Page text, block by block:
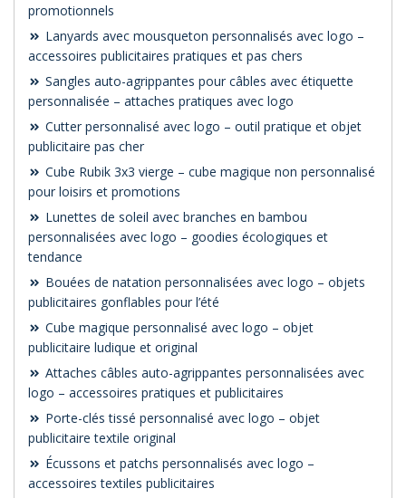
promotionnels
Lanyards avec mousqueton personnalisés avec logo –
accessoires publicitaires pratiques et pas chers
Sangles auto-agrippantes pour câbles avec étiquette
personnalisée – attaches pratiques avec logo
Cutter personnalisé avec logo – outil pratique et objet
publicitaire pas cher
Cube Rubik 3x3 vierge – cube magique non personnalisé
pour loisirs et promotions
Lunettes de soleil avec branches en bambou
personnalisées avec logo – goodies écologiques et
tendance
Bouées de natation personnalisées avec logo – objets
publicitaires gonflables pour l’été
Cube magique personnalisé avec logo – objet
publicitaire ludique et original
Attaches câbles auto-agrippantes personnalisées avec
logo – accessoires pratiques et publicitaires
Porte-clés tissé personnalisé avec logo – objet
publicitaire textile original
Écussons et patchs personnalisés avec logo –
accessoires textiles publicitaires